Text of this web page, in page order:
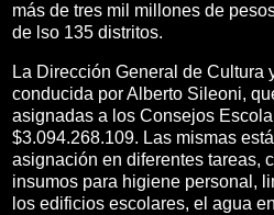
más de tres mil millones de
de lso 135 distritos.
La Dirección General de Cultura
conducida por Alberto Sileoni,
asignadas a los Consejos
$3.094.268.109. Las mismas
asignación en diferentes tareas,
insumos para higiene personal,
los edificios escolares, el agua